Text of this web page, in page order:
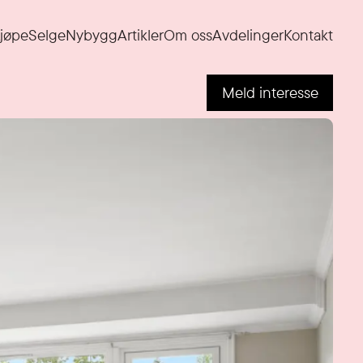
SelgeNybyggArtiklerOm ossAvdelingerKontakt
Meld interesse